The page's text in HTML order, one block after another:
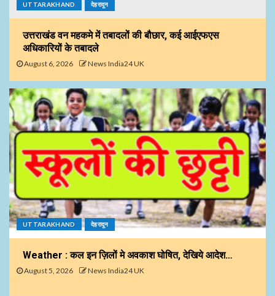
UTTARAKHAND देहरादून
उत्तराखंड वन महकमे में तबादलों की बौछार, कई आईएफएस
अधिकारियों के तबादले
August 6, 2026 News India24 UK
UTTARAKHAND देहरादून
Weather : कल इन ज़िलों मे अवकाश घोषित, देखिये आदेश…
August 5, 2026 News India24 UK